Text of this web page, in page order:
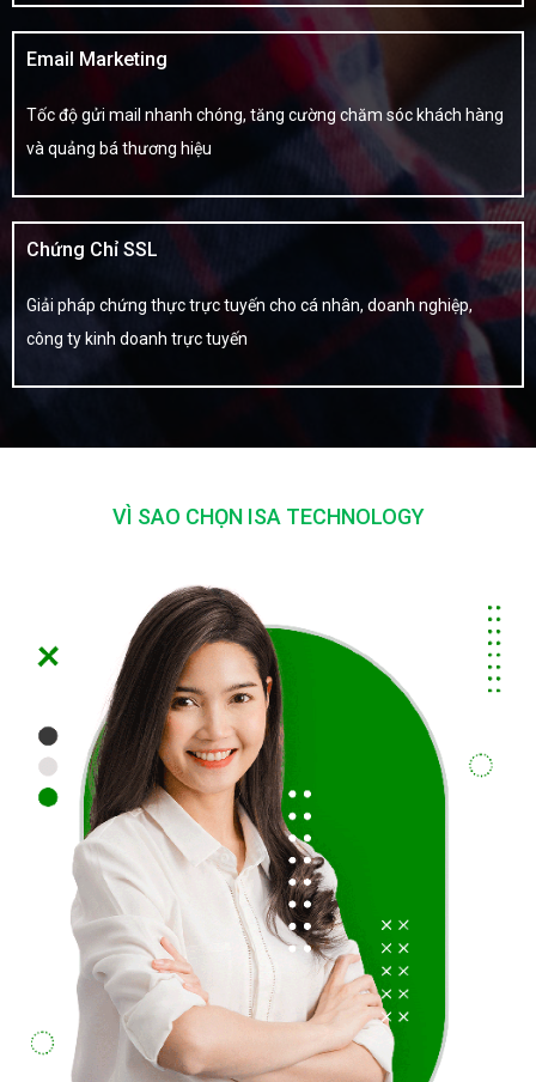
Email Marketing
Tốc độ gửi mail nhanh chóng, tăng cường chăm sóc khách hàng
và quảng bá thương hiệu
Chứng Chỉ SSL
Giải pháp chứng thực trực tuyến cho cá nhân, doanh nghiệp,
công ty kinh doanh trực tuyến
VÌ SAO CHỌN ISA TECHNOLOGY